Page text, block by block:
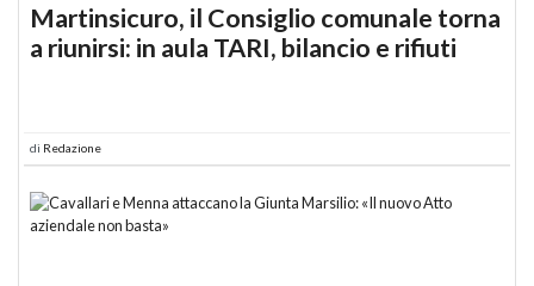
Martinsicuro, il Consiglio comunale torna
a riunirsi: in aula TARI, bilancio e rifiuti
di Redazione